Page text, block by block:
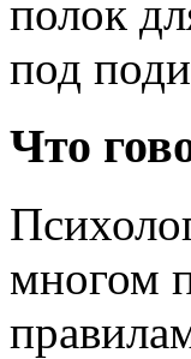
полок
под
Что
многом